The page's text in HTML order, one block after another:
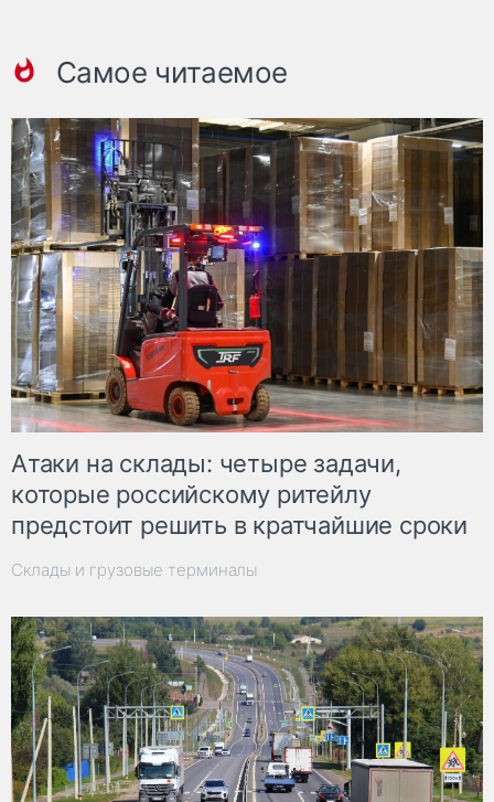
Самое читаемое
Атаки на склады: четыре задачи,
которые российскому ритейлу
предстоит решить в кратчайшие сроки
Склады и грузовые терминалы